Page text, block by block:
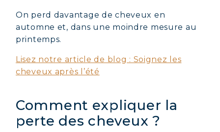
On perd davantage de cheveux en
automne et, dans une moindre mesure au
printemps.
Lisez notre article de blog : Soignez les
cheveux après l’été
Comment expliquer la
perte des cheveux ?